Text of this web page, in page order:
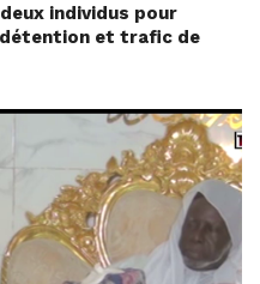
individus pour
et trafic de